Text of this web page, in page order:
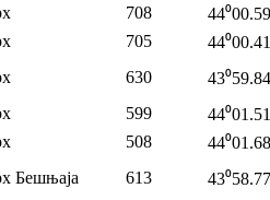
708
705
630
599
508
Бешњаја 613